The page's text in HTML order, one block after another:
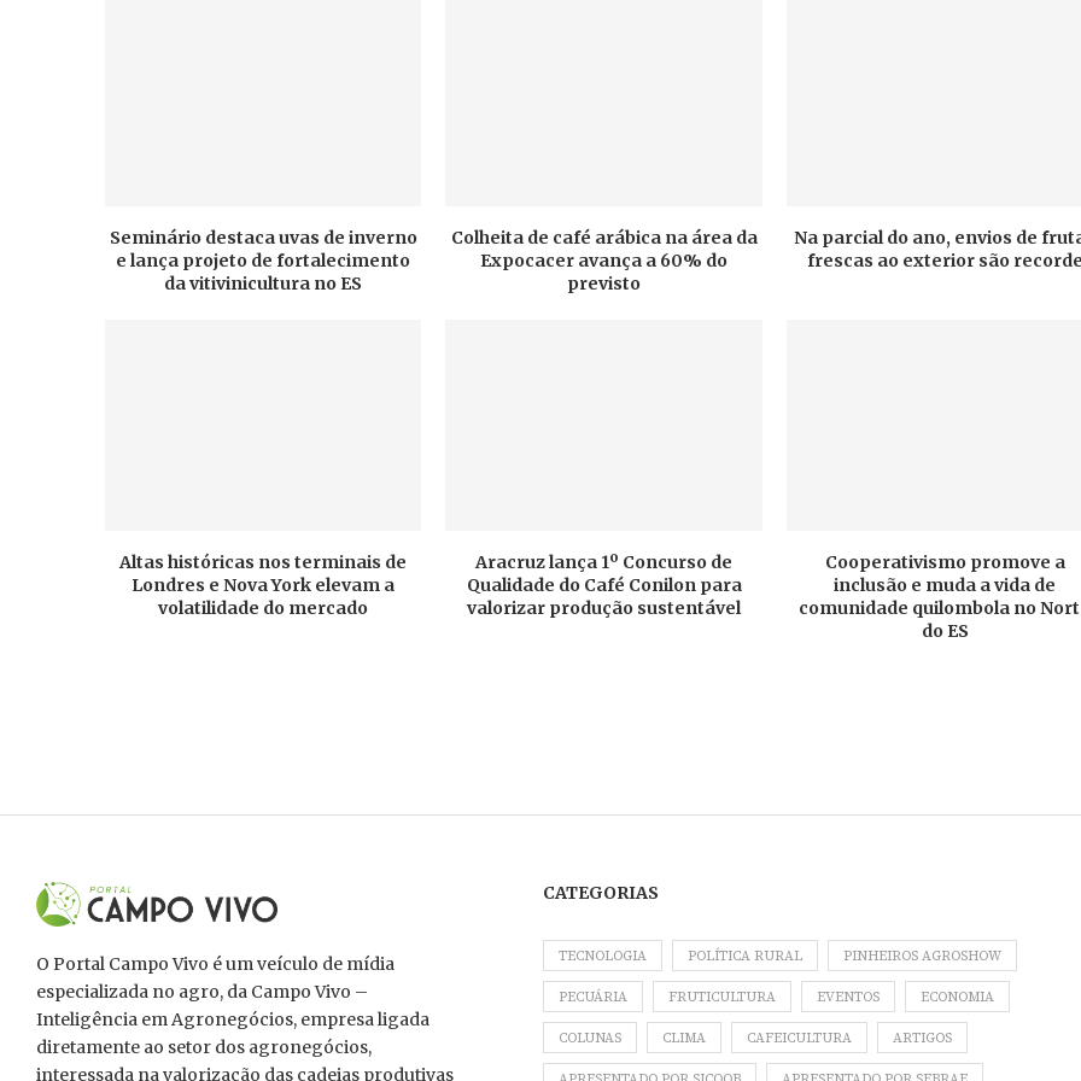
Seminário destaca uvas de inverno
e lança projeto de fortalecimento
da vitivinicultura no ES
Colheita de café arábica na área da
Expocacer avança a 60% do
previsto
Na parcial do ano, envios de
frescas ao exterior são
Altas históricas nos terminais de
Londres e Nova York elevam a
volatilidade do mercado
Aracruz lança 1º Concurso de
Qualidade do Café Conilon para
valorizar produção sustentável
Cooperativismo promove a
inclusão e muda a vida de
comunidade quilombola no
do ES
O Portal Campo Vivo é um veículo de mídia
especializada no agro, da Campo Vivo –
Inteligência em Agronegócios, empresa ligada
diretamente ao setor dos agronegócios,
interessada na valorização das cadeias produtivas
CATEGORIAS
TECNOLOGIA POLÍTICA RURAL PINHEIROS AGROSHOW
PECUÁRIA FRUTICULTURA EVENTOS ECONOMIA
COLUNAS CLIMA CAFEICULTURA ARTIGOS